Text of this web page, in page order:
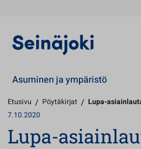
Asuminen ja ympäristö
Etusivu / Pöytäkirjat / Lupa-
7.10.2020
Lupa-